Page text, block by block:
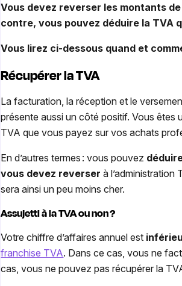
Vous devez reverser les montants
contre, vous pouvez déduire la TVA
Vous lirez ci-dessous quand et
Récupérer la TVA
La facturation, la réception et le
présente aussi un côté positif. Vous êtes
TVA que vous payez sur vos achats
En d’autres termes : vous pouvez
vous devez reverser à l’administration
sera ainsi un peu moins cher.
Assujetti à la TVA ou non ?
Votre chiffre d’affaires annuel est
franchise TVA. Dans ce cas, vous ne
cas, vous ne pouvez pas récupérer la